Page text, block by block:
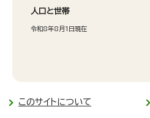
人口と世帯
令和8年8月1日現在
このサイトについて